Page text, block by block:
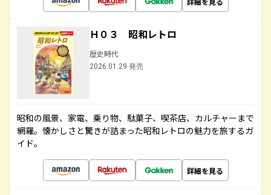
Ｈ０３ 昭和レトロ
歴史時代
2026.01.29 発売
昭和の風景、家電、乗り物、駄菓子、喫茶店、カルチャーまで
網羅。懐かしさと驚きが詰まった昭和レトロの魅力を旅するガ
イド。
詳細を見る